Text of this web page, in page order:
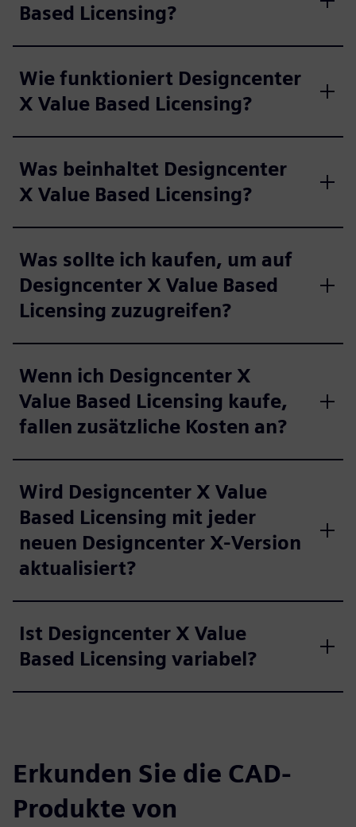
Based Licensing?
Wie funktioniert Designcenter
X Value Based Licensing?
Was beinhaltet Designcenter
X Value Based Licensing?
Was sollte ich kaufen, um auf
Designcenter X Value Based
Licensing zuzugreifen?
Wenn ich Designcenter X
Value Based Licensing kaufe,
fallen zusätzliche Kosten an?
Wird Designcenter X Value
Based Licensing mit jeder
neuen Designcenter X-Version
aktualisiert?
Ist Designcenter X Value
Based Licensing variabel?
Erkunden Sie die CAD-
Produkte von